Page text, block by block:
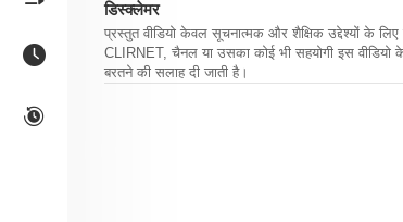
डिस्क्लेमर
प्रस्तुत वीडियो केवल सूचनात्मक और शैक्षिक उद्देश्यों के
CLIRNET, चैनल या उसका कोई भी सहयोगी इस वीडियो के
बरतने की सलाह दी जाती है।